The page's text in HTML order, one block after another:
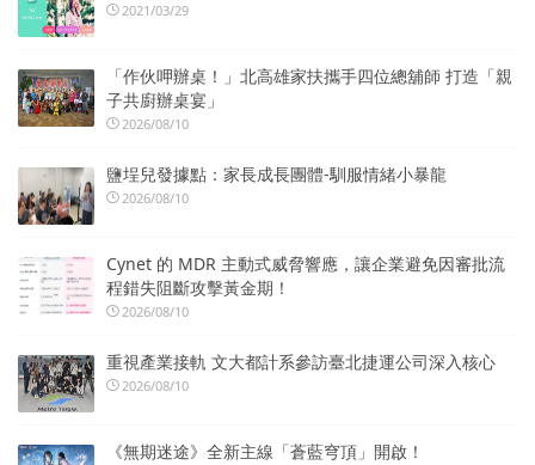
2021/03/29
「作伙呷辦桌！」北高雄家扶攜手四位總舖師 打造「親
子共廚辦桌宴」
2026/08/10
鹽埕兒發據點：家長成長團體-馴服情緒小暴龍
2026/08/10
Cynet 的 MDR 主動式威脅響應，讓企業避免因審批流
程錯失阻斷攻擊黃金期！
2026/08/10
重視產業接軌 文大都計系參訪臺北捷運公司深入核心
2026/08/10
《無期迷途》全新主線「蒼藍穹頂」開啟！